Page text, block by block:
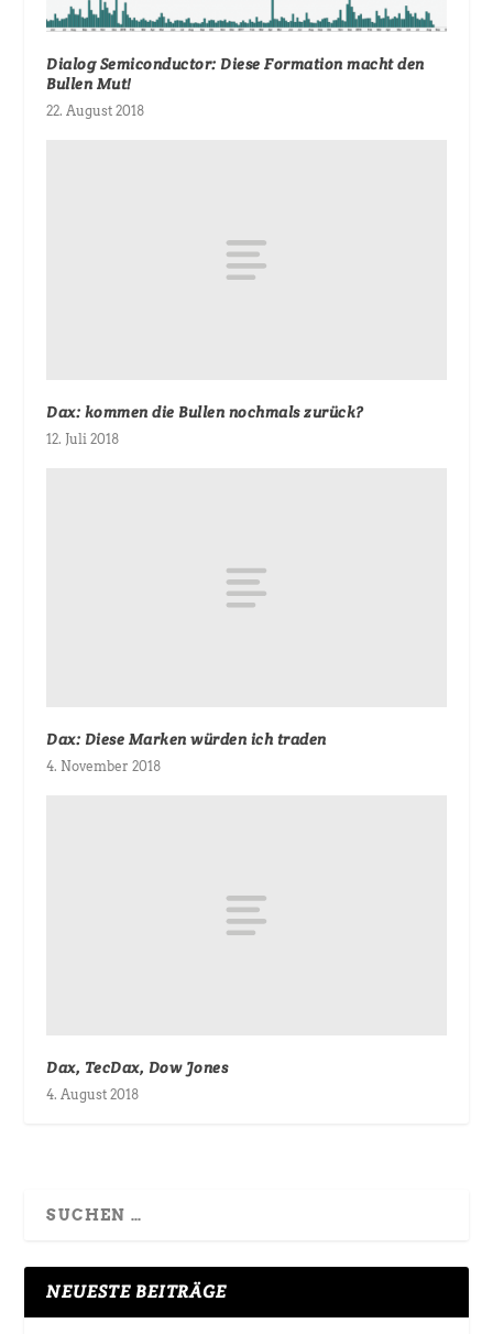
Dialog Semiconductor: Diese Formation macht den
Bullen Mut!
22. August 2018
Dax: kommen die Bullen nochmals zurück?
12. Juli 2018
Dax: Diese Marken würden ich traden
4. November 2018
Dax, TecDax, Dow Jones
4. August 2018
NEUESTE BEITRÄGE